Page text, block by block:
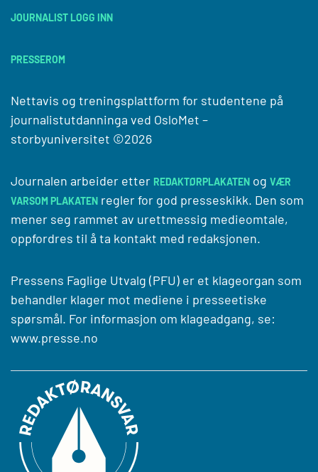
JOURNALIST LOGG INN
PRESSEROM
Nettavis og treningsplattform for studentene på
journalistutdanninga ved OsloMet –
storbyuniversitet ©2026
Journalen arbeider etter REDAKTØRPLAKATEN og VÆR
VARSOM PLAKATEN regler for god presseskikk. Den som
mener seg rammet av urettmessig medieomtale,
oppfordres til å ta kontakt med redaksjonen.
Pressens Faglige Utvalg (PFU) er et klageorgan som
behandler klager mot mediene i presseetiske
spørsmål. For informasjon om klageadgang, se:
www.presse.no